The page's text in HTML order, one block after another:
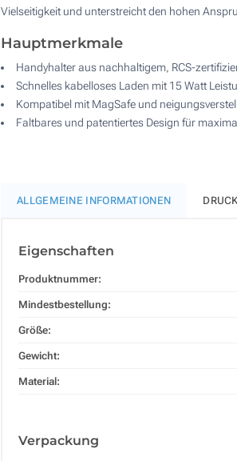
Vielseitigkeit und unterstreicht den hohen
Hauptmerkmale
Handyhalter aus nachhaltigem, RCS-
Schnelles kabelloses Laden mit 15 Watt
Kompatibel mit MagSafe und
Faltbares und patentiertes Design für
ALLGEMEINE INFORMATIONEN
Eigenschaften
Produktnummer:
Mindestbestellung:
Größe:
Gewicht:
Material:
Verpackung